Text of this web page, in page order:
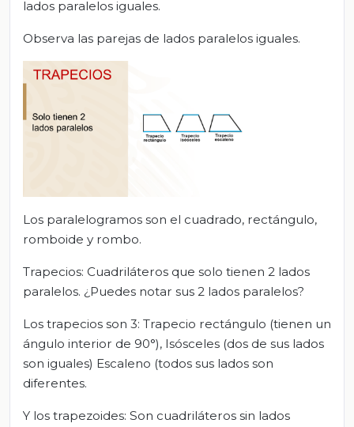
lados paralelos iguales.
Observa las parejas de lados paralelos iguales.
Los paralelogramos son el cuadrado, rectángulo,
romboide y rombo.
Trapecios: Cuadriláteros que solo tienen 2 lados
paralelos. ¿Puedes notar sus 2 lados paralelos?
Los trapecios son 3: Trapecio rectángulo (tienen un
ángulo interior de 90°), Isósceles (dos de sus lados
son iguales) Escaleno (todos sus lados son
diferentes.
Y los trapezoides: Son cuadriláteros sin lados